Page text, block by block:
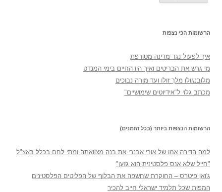
הרשומות הכי נצפות
איך לפעול נגד מדינה מטורפת
מי גרש את הבריטים ואיך היו החיים בימי המנדט
מלובנגולו מלך זולו ועד מורה נבוכים
מכתב גלוי ל"אידיוטים שימושיים"
הרשומות הנצפות ביותר (בכל הזמנים)
למה הדירה אמו של אורי אבנרי את בנה מצוואתה ומתי לחם בכלל באצ"ל
"חייל שלא אנס פלסטינית הוא גזען"
ג'ואן פיטרס – החוקרת שחשפה את הבלוף של הפליטים הפלסטינים
המפות שכל תלמיד ישראלי חייב להכיר